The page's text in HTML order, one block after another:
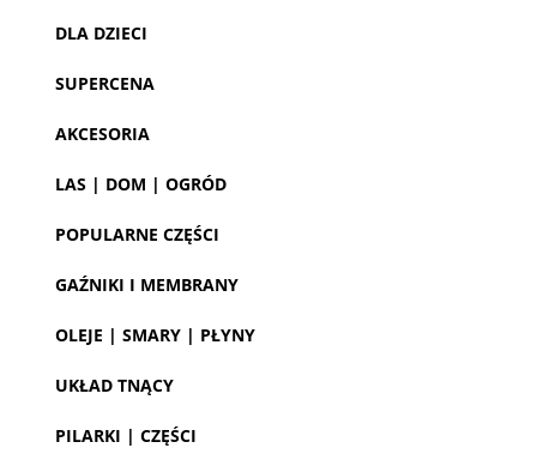
DLA DZIECI
SUPERCENA
AKCESORIA
LAS | DOM | OGRÓD
POPULARNE CZĘŚCI
GAŹNIKI I MEMBRANY
OLEJE | SMARY | PŁYNY
UKŁAD TNĄCY
PILARKI | CZĘŚCI